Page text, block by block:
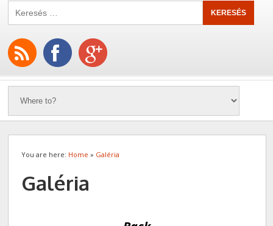
You are here: Home » Galéria
Galéria